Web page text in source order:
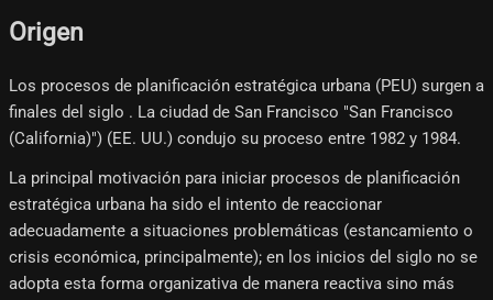
Origen
Los procesos de planificación estratégica urbana (PEU) surgen a
finales del siglo . La ciudad de San Francisco "San Francisco
(California)") (EE. UU.) condujo su proceso entre 1982 y 1984.
La principal motivación para iniciar procesos de planificación
estratégica urbana ha sido el intento de reaccionar
adecuadamente a situaciones problemáticas (estancamiento o
crisis económica, principalmente); en los inicios del siglo no se
adopta esta forma organizativa de manera reactiva sino más